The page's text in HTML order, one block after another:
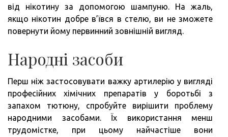
від нікотину за допомогою шампуню. На жаль,
якщо нікотин добре в’ївся в стелю, ви не зможете
повернути йому первинний зовнішній вигляд.
Народні засоби
Перш ніж застосовувати важку артилерію у вигляді
професійних хімічних препаратів у боротьбі з
запахом тютюну, спробуйте вирішити проблему
народними засобами. Їх використання менш
трудомістке, при цьому найчастіше вони